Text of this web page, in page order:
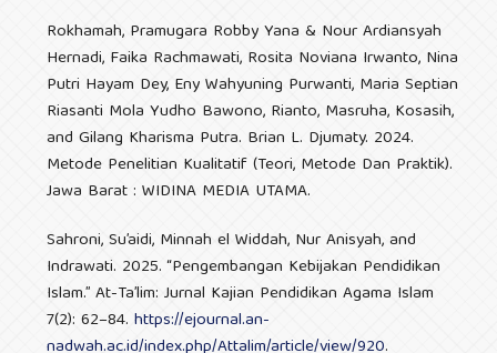
Rokhamah, Pramugara Robby Yana & Nour Ardiansyah
Hernadi, Faika Rachmawati, Rosita Noviana Irwanto, Nina
Putri Hayam Dey, Eny Wahyuning Purwanti, Maria Septian
Riasanti Mola Yudho Bawono, Rianto, Masruha, Kosasih,
and Gilang Kharisma Putra. Brian L. Djumaty. 2024.
Metode Penelitian Kualitatif (Teori, Metode Dan Praktik).
Jawa Barat : WIDINA MEDIA UTAMA.
Sahroni, Su’aidi, Minnah el Widdah, Nur Anisyah, and
Indrawati. 2025. “Pengembangan Kebijakan Pendidikan
Islam.” At-Ta’lim: Jurnal Kajian Pendidikan Agama Islam
7(2): 62–84.https://ejournal.an-